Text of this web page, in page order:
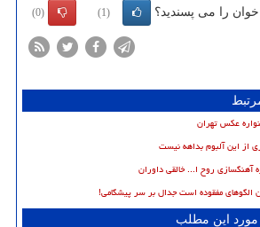
را می پسندید؟ (1)
(0)
عکس تهران
از این آلبوم بداهه نیست
آهنگسازی روح ا... خالقی داوران
الگوهای مفقوده است جدال بر سر پیشگامی!
مورد این مطلب